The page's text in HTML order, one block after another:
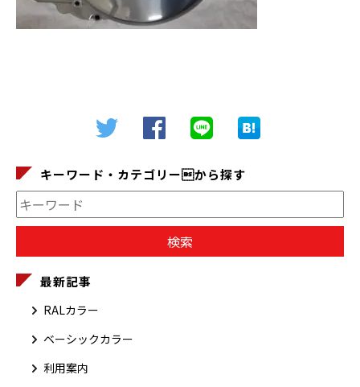
キーワード・カテゴリーから探す
最新記事
RALカラー
ベーシックカラー
利用案内